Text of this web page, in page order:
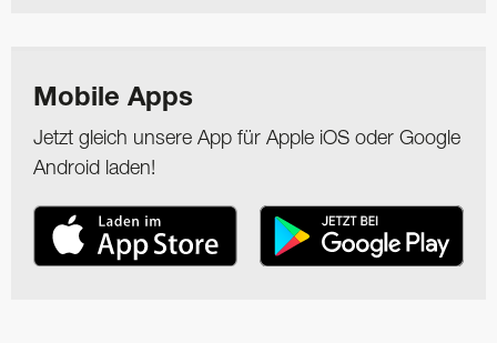
Mobile Apps
Jetzt gleich unsere App für Apple iOS oder Google
Android laden!